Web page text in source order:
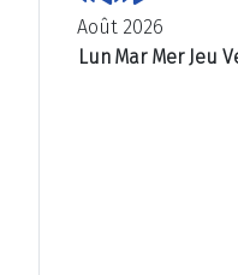
e
p
p e
s
s
Août 2026
Lun Mar Mer Jeu